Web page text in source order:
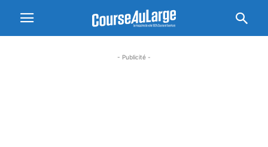
- Publicité -